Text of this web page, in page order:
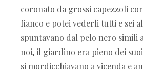
coronato da grossi capezzoli
fianco e potei vederli tutti e sei
spuntavano dal pelo nero simili
noi, il giardino era pieno dei
si mordicchiavano a vicenda e